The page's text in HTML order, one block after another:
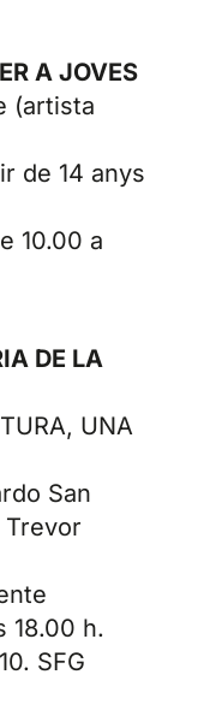
A JOVES
(artista
de 14 anys
10.00 a
DE LA
UNA
San
18.00 h.
SFG